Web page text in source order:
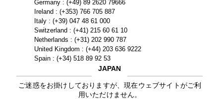
Germany : (+49) 89 2620 79666
Ireland : (+353) 766 705 887
Italy : (+39) 047 48 61 000
Switzerland : (+41) 215 60 61 10
Netherlands : (+31) 202 990 787
United Kingdom : (+44) 203 636 9222
Spain : (+34) 518 89 92 53
JAPAN
ご迷惑をお掛けしておりますが、現在ウェブサイトがご利
用いただけません。